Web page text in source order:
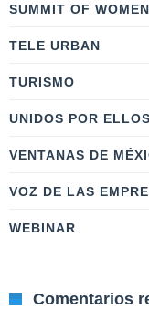
SUMMIT OF
TELE URBAN
TURISMO
UNIDOS POR ELLOS
VENTANAS DE
VOZ DE LAS
WEBINAR
Comentarios